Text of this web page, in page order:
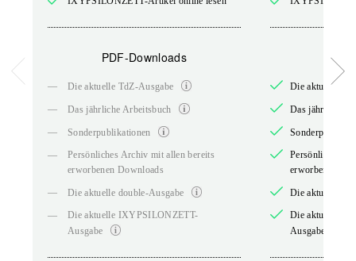
PDF-Downloads
— Die aktuelle TdZ-Ausgabe
— Das jährliche Arbeitsbuch
— Sonderpublikationen
—
Persönliches Archiv mit allen bereits
erworbenen Downloads
— Die aktuelle double-Ausgabe
—
Die aktuelle IXYPSILONZETT-
Ausgabe
Die aktuelle
Das jährliche
Persönliches
erworbenen
Die aktuelle
Die aktuelle
Ausgabe